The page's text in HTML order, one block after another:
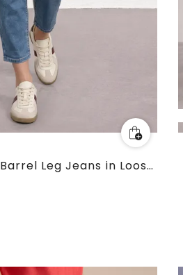
High Waist Barrel Leg Jeans in Loose Fit